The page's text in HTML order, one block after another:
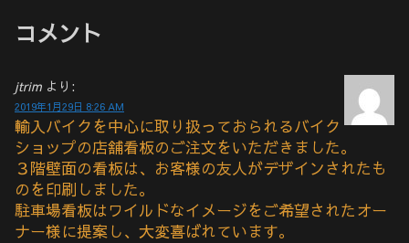
コメント
jtrim より:
2019年1月29日 8:26 AM
輸入バイクを中心に取り扱っておられるバイク
ショップの店舗看板のご注文をいただきました。
３階壁面の看板は、お客様の友人がデザインされたも
のを印刷しました。
駐車場看板はワイルドなイメージをご希望されたオー
ナー様に提案し、大変喜ばれています。